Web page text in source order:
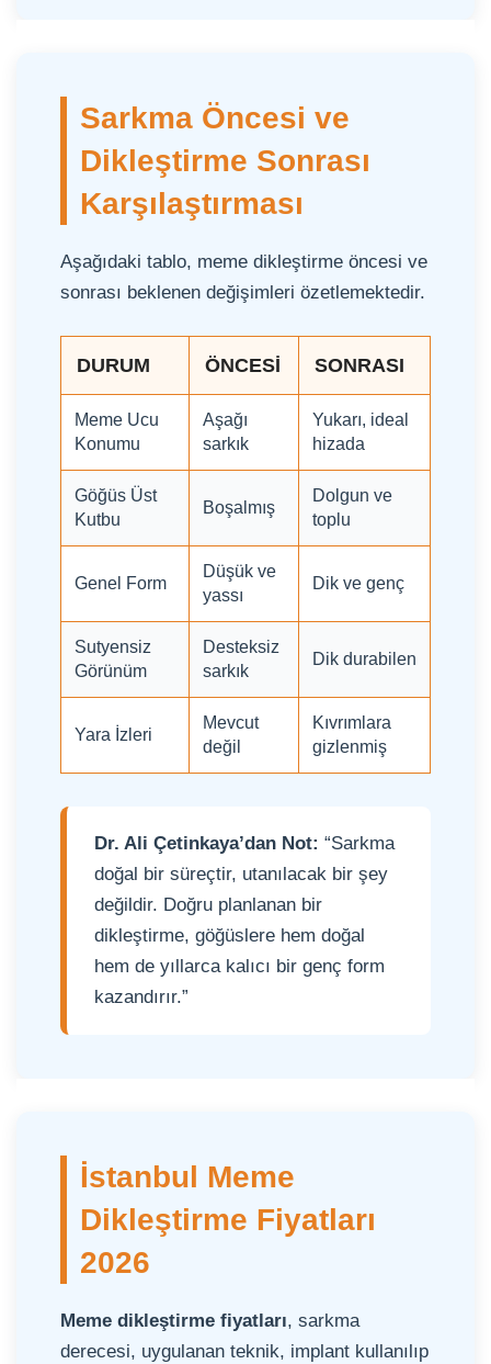
Sarkma Öncesi ve
Dikleştirme Sonrası
Karşılaştırması
Aşağıdaki tablo, meme dikleştirme öncesi ve
sonrası beklenen değişimleri özetlemektedir.
DURUM ÖNCESI SONRASI
Meme Ucu
Konumu
Aşağı
sarkık
Yukarı, ideal
hizada
Göğüs Üst
Kutbu
Boşalmış
Dolgun ve
toplu
Genel Form
Düşük ve
yassı
Dik ve genç
Sutyensiz
Görünüm
Desteksiz
sarkık
Dik durabilen
Yara İzleri
Mevcut
değil
Kıvrımlara
gizlenmiş
Dr. Ali Çetinkaya’dan Not: “Sarkma
doğal bir süreçtir, utanılacak bir şey
değildir. Doğru planlanan bir
dikleştirme, göğüslere hem doğal
hem de yıllarca kalıcı bir genç form
kazandırır.”
İstanbul Meme
Dikleştirme Fiyatları
2026
Meme dikleştirme fiyatları, sarkma
derecesi, uygulanan teknik, implant kullanılıp